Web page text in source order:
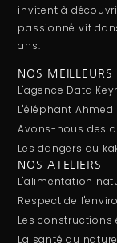
invitent à
passionné vit
ans.
NOS MEILLEURS
L'agence Data
L'éléphant Ahmed
Avons-nous des
Les dangers du
NOS ATELIERS
L'alimentation
Respect de
Les constructions
La santé au